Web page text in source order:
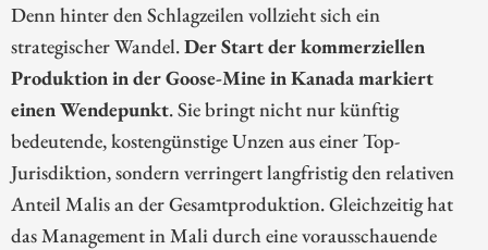
Denn hinter den Schlagzeilen vollzieht sich ein
strategischer Wandel.Der Start der kommerziellen
Produktion in der Goose-Mine in Kanada markiert
einen Wendepunkt. Sie bringt nicht nur künftig
bedeutende, kostengünstige Unzen aus einer Top-
Jurisdiktion, sondern verringert langfristig den relativen
Anteil Malis an der Gesamtproduktion. Gleichzeitig hat
das Management in Mali durch eine vorausschauende